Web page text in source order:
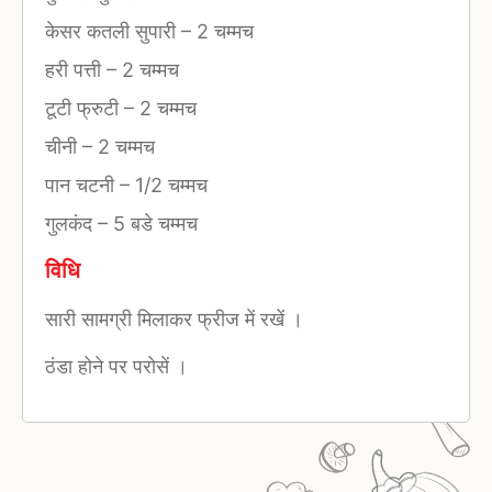
केसर कतली सुपारी– 2 चम्मच
हरी पत्ती– 2 चम्मच
टूटी फ्रुटी– 2 चम्मच
चीनी– 2 चम्मच
पान चटनी– 1/2 चम्मच
गुलकंद– 5 बडे चम्मच
विधि
सारी सामग्री मिलाकर फ्रीज में रखें ।
ठंडा होने पर परोसें ।